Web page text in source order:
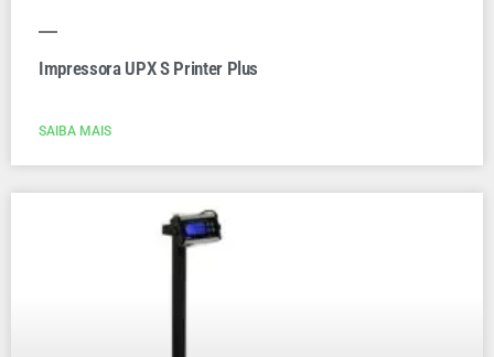
Impressora UPX S Printer Plus
SAIBA MAIS